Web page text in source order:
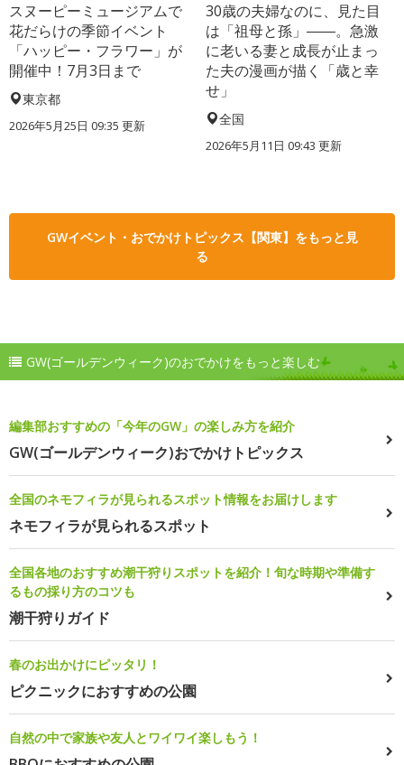
スヌーピーミュージアムで
花だらけの季節イベント
「ハッピー・フラワー」が
開催中！7月3日まで
東京都
2026年5月25日 09:35 更新
30歳の夫婦なのに、見た目
は「祖母と孫」――。急激
に老いる妻と成長が止まっ
た夫の漫画が描く「歳と幸
せ」
全国
2026年5月11日 09:43 更新
GWイベント・おでかけトピックス【関東】をもっと見
る
GW(ゴールデンウィーク)のおでかけをもっと楽しむ
編集部おすすめの「今年のGW」の楽しみ方を紹介
GW(ゴールデンウィーク)おでかけトピックス
全国のネモフィラが見られるスポット情報をお届けします
ネモフィラが見られるスポット
全国各地のおすすめ潮干狩りスポットを紹介！旬な時期や準備す
るもの採り方のコツも
潮干狩りガイド
春のお出かけにピッタリ！
ピクニックにおすすめの公園
自然の中で家族や友人とワイワイ楽しもう！